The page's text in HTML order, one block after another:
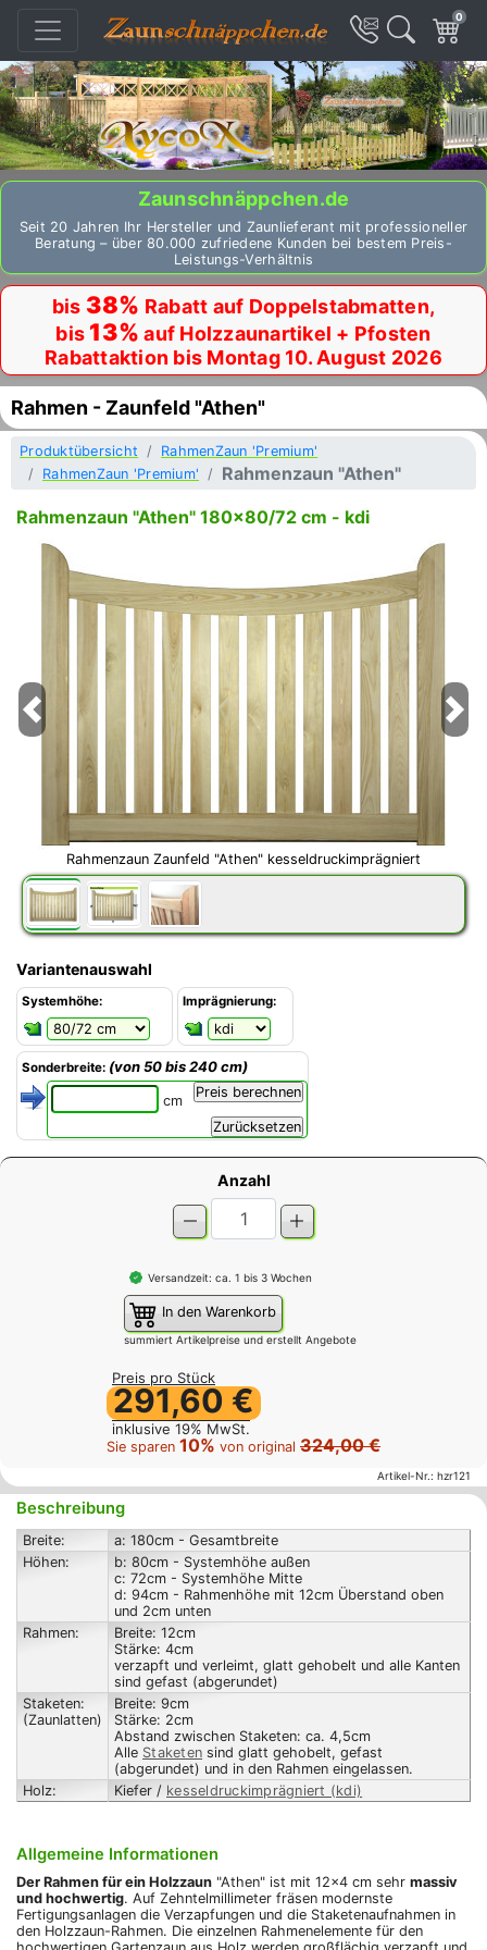
0
Zaunschnäppchen.de
Seit 20 Jahren Ihr Hersteller und Zaunlieferant mit professioneller
Beratung – über 80.000 zufriedene Kunden bei bestem Preis-
Leistungs-Verhältnis
bis 38% Rabatt auf Doppelstabmatten,
bis 13% auf Holzzaunartikel + Pfosten
Rabattaktion bis Montag 10. August 2026
Rahmen - Zaunfeld "Athen"
Produktübersicht
RahmenZaun 'Premium'
RahmenZaun 'Premium'
Rahmenzaun "Athen"
Rahmenzaun "Athen" 180x80/72 cm - kdi
Rahmenzaun Zaunfeld "Athen" kesseldruckimprägniert
Previous Next
Variantenauswahl
Systemhöhe: Imprägnierung:
Sonderbreite: (von 50 bis 240 cm)
cm
Anzahl
Versandzeit: ca. 1 bis 3 Wochen
In den Warenkorb
summiert Artikelpreise und erstellt Angebote
Preis pro Stück
291,60 €
inklusive 19% MwSt.
Sie sparen 10% von original 324,00 €
Artikel-Nr.: hzr121
Beschreibung
Breite:
a: 180cm - Gesamtbreite
Höhen:
b: 80cm - Systemhöhe außen
c: 72cm - Systemhöhe Mitte
d: 94cm - Rahmenhöhe mit 12cm Überstand oben
und 2cm unten
Rahmen:
Breite: 12cm
Stärke: 4cm
verzapft und verleimt, glatt gehobelt und alle Kanten
sind gefast (abgerundet)
Staketen:
(Zaunlatten)
Breite: 9cm
Stärke: 2cm
Abstand zwischen Staketen: ca. 4,5cm
Alle Staketen sind glatt gehobelt, gefast
(abgerundet) und in den Rahmen eingelassen.
Holz:
Kiefer / kesseldruckimprägniert (kdi)
Allgemeine Informationen
Der Rahmen für ein Holzzaun "Athen" ist mit 12x4 cm sehr massiv
und hochwertig. Auf Zehntelmillimeter fräsen modernste
Fertigungsanlagen die Verzapfungen und die Staketenaufnahmen in
den Holzzaun-Rahmen. Die einzelnen Rahmenelemente für den